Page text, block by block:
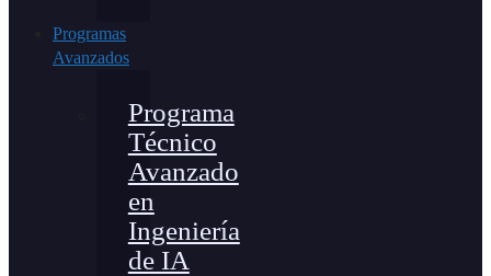
Programas
Avanzados
Programa
Técnico
Avanzado
en
Ingeniería
de IA